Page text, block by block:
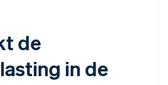
de
in de